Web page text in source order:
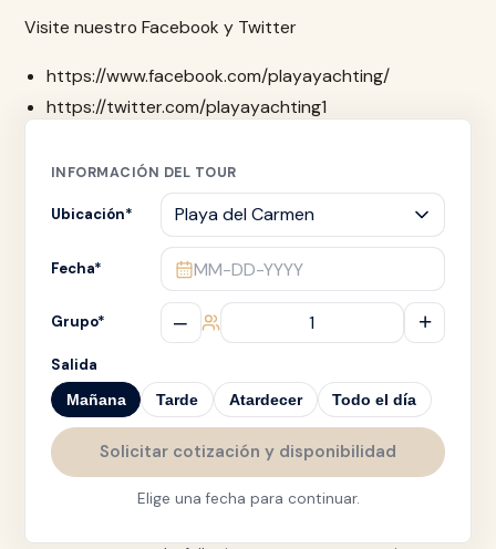
Visite nuestro Facebook y Twitter
https://www.facebook.com/playayachting/
https://twitter.com/playayachting1
INFORMACIÓN DEL TOUR
Ubicación*
Fecha* MM-DD-YYYY
Grupo* – +
Salida
Mañana Tarde Atardecer Todo el día
Solicitar cotización y disponibilidad
Elige una fecha para continuar.